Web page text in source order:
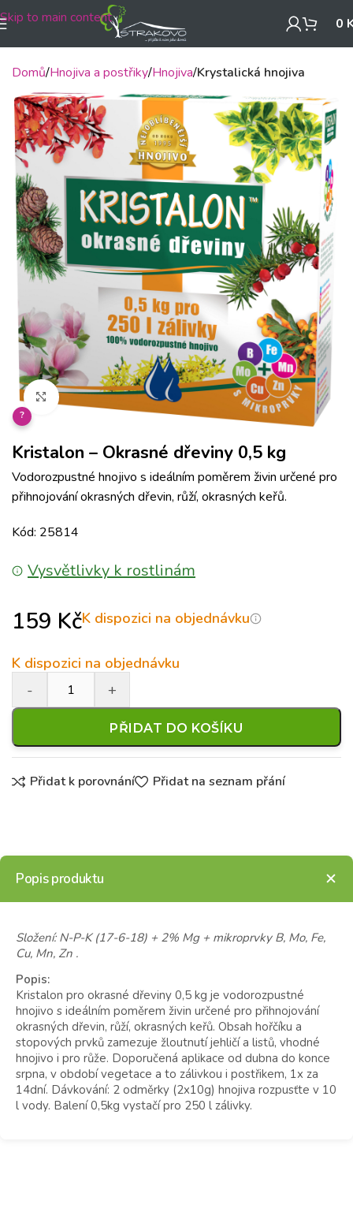
Skip to main content 0
Domů Hnojiva a postřiky Hnojiva Krystalická hnojiva
Klikněte pro zvětšení
?
Kristalon – Okrasné dřeviny 0,5 kg
Vodorozpustné hnojivo s ideálním poměrem živin určené pro
přihnojování okrasných dřevin, růží, okrasných keřů.
Kód: 25814
Vysvětlivky k rostlinám
159 KčK dispozici na objednávku
K dispozici na objednávku
PŘIDAT DO KOŠÍKU
Přidat k porovnání Přidat na seznam přání
Popis produktu
Složení: N-P-K (17-6-18) + 2% Mg + mikroprvky B, Mo, Fe,
Cu, Mn, Zn .
Popis:
Kristalon pro okrasné dřeviny 0,5 kg je vodorozpustné
hnojivo s ideálním poměrem živin určené pro přihnojování
okrasných dřevin, růží, okrasných keřů. Obsah hořčíku a
stopových prvků zamezuje žloutnutí jehličí a listů, vhodné
hnojivo i pro růže. Doporučená aplikace od dubna do konce
srpna, v období vegetace a to zálivkou i postřikem, 1x za
14dní. Dávkování: 2 odměrky (2x10g) hnojiva rozpusťte v 10
l vody. Balení 0,5kg vystačí pro 250 l zálivky.